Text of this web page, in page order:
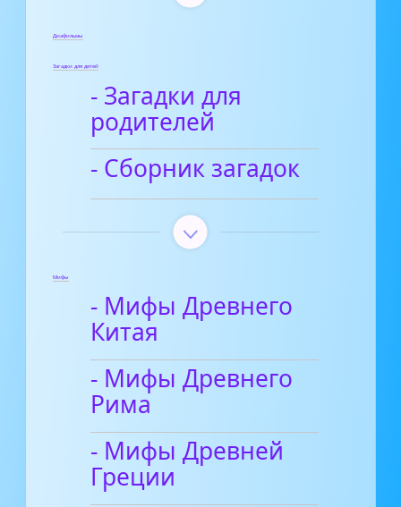
Диафильмы
Загадки для детей
- Загадки для
родителей
- Сборник загадок
Мифы
- Мифы Древнего
Китая
- Мифы Древнего
Рима
- Мифы Древней
Греции